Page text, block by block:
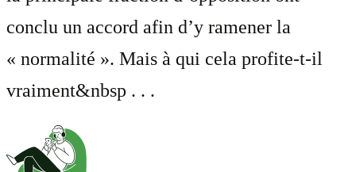
conclu un accord afin d’y ramener la
« normalité ». Mais à qui cela profite-t-il
vraiment&nbsp . . .